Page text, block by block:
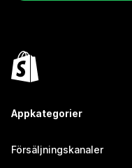
Appkategorier
Försäljningskanaler